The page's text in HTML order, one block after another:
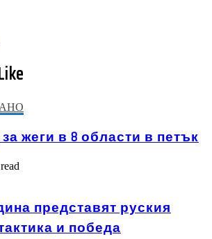
жеги в 8 области в петък
представят руския
и победа